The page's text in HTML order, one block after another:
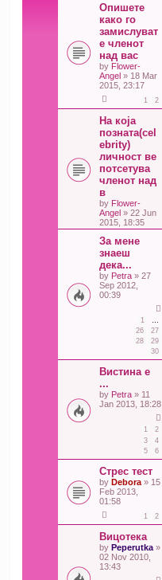
Опишете
како го
замислуват
е членот
над вас
by Flower-
Angel » 18 Mar
2015, 23:17
1 2
На која
позната(cel
ebrity)
личност ве
потсетува
членот над
в
by Flower-
Angel » 22 Jun
2015, 18:35
За мене
знаеш
дека...
by Petra » 27
Sep 2012,
00:39
1
…
26
27
28
29
30
Вистина е
...
by Petra » 11
Jan 2013, 18:28
1
2
3
4
5
6
Стрес тест
by Debora » 15
Feb 2013,
01:58
1 2
Вицотека
by Peperutka »
02 Nov 2010,
13:43